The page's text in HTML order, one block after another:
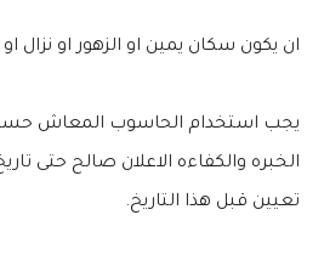
ان يكون سكان يمين او الزهور او نزال
يجب استخدام الحاسوب المعاش
تعيين قبل هذا التاريخ.